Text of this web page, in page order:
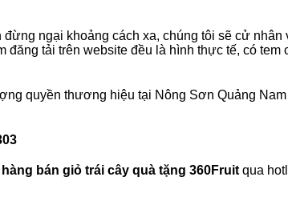
đừng ngại khoảng cách xa, chúng tôi sẽ cử
tải trên website đều là hình thực tế, có tem
quyền thương hiệu tại Nông Sơn Quảng
bán giỏ trái cây quà tặng 360Fruit qua